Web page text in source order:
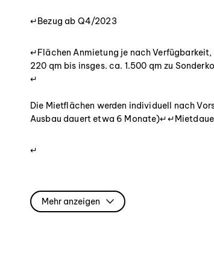
↵Bezug ab Q4/2023
↵Flächen Anmietung je nach
220 qm bis insges. ca. 1.500 qm zu
↵
Die Mietflächen werden individuell nach
Ausbau dauert etwa 6
↵
Untervermietung: nach Absprache
Mehr anzeigen